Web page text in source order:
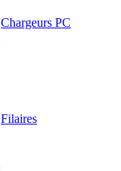
Chargeurs PC
Filaires